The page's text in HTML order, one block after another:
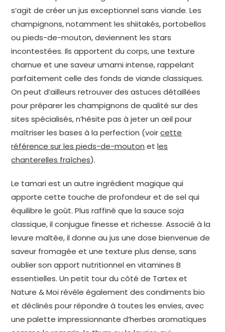
s’agit de créer un jus exceptionnel sans viande. Les
champignons, notamment les shiitakés, portobellos
ou pieds-de-mouton, deviennent les stars
incontestées. Ils apportent du corps, une texture
charnue et une saveur umami intense, rappelant
parfaitement celle des fonds de viande classiques.
On peut d’ailleurs retrouver des astuces détaillées
pour préparer les champignons de qualité sur des
sites spécialisés, n’hésite pas à jeter un œil pour
maîtriser les bases à la perfection (voircette
référence sur les pieds-de-mouton etles
chanterelles fraîches).
Le tamari est un autre ingrédient magique qui
apporte cette touche de profondeur et de sel qui
équilibre le goût. Plus raffiné que la sauce soja
classique, il conjugue finesse et richesse. Associé à la
levure maltée, il donne au jus une dose bienvenue de
saveur fromagée et une texture plus dense, sans
oublier son apport nutritionnel en vitamines B
essentielles. Un petit tour du côté de Tartex et
Nature & Moi révèle également des condiments bio
et déclinés pour répondre à toutes les envies, avec
une palette impressionnante d’herbes aromatiques